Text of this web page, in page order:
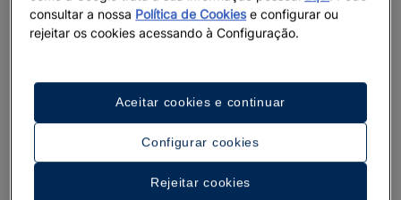
Um passeio pelo hotel
consultar a nossa Política de Cookiese configurar ou
rejeitar os cookies acessando à Configuração.
Configurar cookies
Rejeitar cookies
Aceitar cookies e continuar